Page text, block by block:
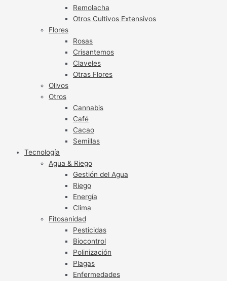
Remolacha
Otros Cultivos Extensivos
Flores
Rosas
Crisantemos
Claveles
Otras Flores
Olivos
Otros
Cannabis
Café
Cacao
Semillas
Tecnología
Agua & Riego
Gestión del Agua
Riego
Energía
Clima
Fitosanidad
Pesticidas
Biocontrol
Polinización
Plagas
Enfermedades